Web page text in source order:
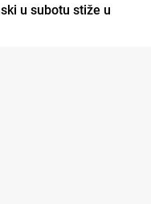
u subotu stiže u